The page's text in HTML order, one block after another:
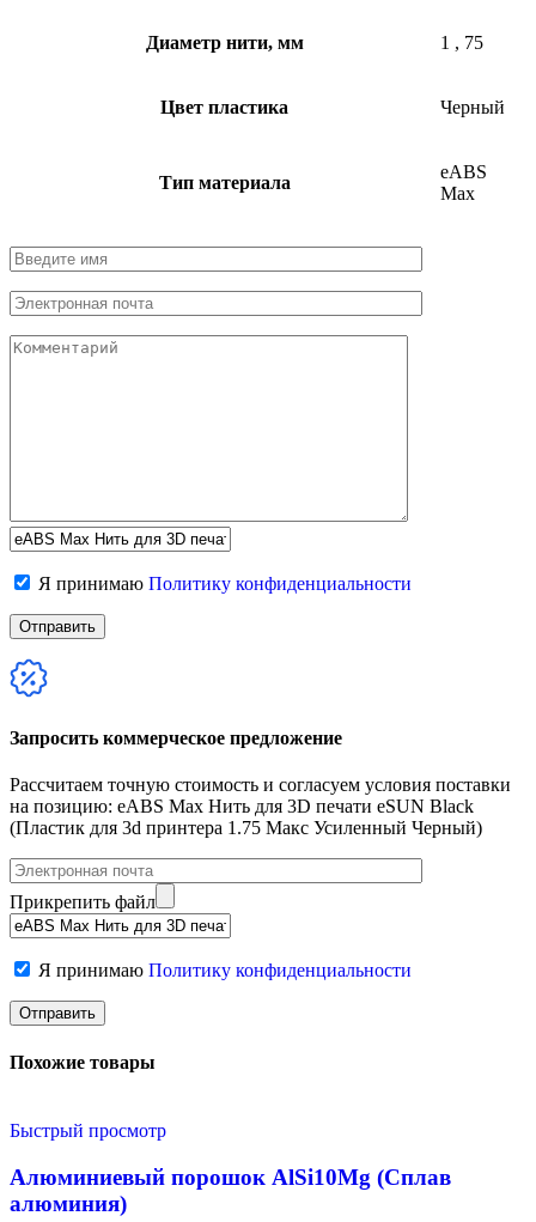
Диаметр нити, мм 1 , 75
Цвет пластика Черный
Тип материала
eABS
Max
Я принимаю Политику конфиденциальности
Запросить коммерческое предложение
Рассчитаем точную стоимость и согласуем условия поставки
на позицию: eABS Max Нить для 3D печати eSUN Black
(Пластик для 3d принтера 1.75 Макс Усиленный Черный)
Прикрепить файл
Я принимаю Политику конфиденциальности
Похожие товары
Быстрый просмотр
Алюминиевый порошок AlSi10Mg (Сплав
алюминия)